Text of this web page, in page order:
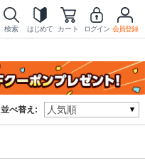
検索 はじめて カート ログイン 会員登録
並べ替え: